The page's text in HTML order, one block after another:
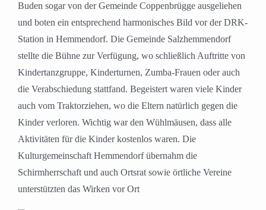
Buden sogar von der Gemeinde Coppenbrügge ausgeliehen
und boten ein entsprechend harmonisches Bild vor der DRK-
Station in Hemmendorf. Die Gemeinde Salzhemmendorf
stellte die Bühne zur Verfügung, wo schließlich Auftritte von
Kindertanzgruppe, Kinderturnen, Zumba-Frauen oder auch
die Verabschiedung stattfand. Begeistert waren viele Kinder
auch vom Traktorziehen, wo die Eltern natürlich gegen die
Kinder verloren. Wichtig war den Wühlmäusen, dass alle
Aktivitäten für die Kinder kostenlos waren. Die
Kulturgemeinschaft Hemmendorf übernahm die
Schirmherrschaft und auch Ortsrat sowie örtliche Vereine
unterstützten das Wirken vor Ort